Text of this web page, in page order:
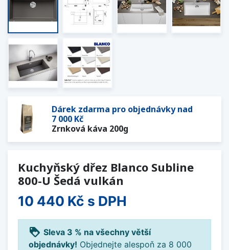
Dárek zdarma pro objednávky nad
7 000 Kč
Zrnková káva 200g
Kuchyňský dřez Blanco Subline
800-U Šedá vulkán
10 440 Kč s DPH
loyalty Sleva 3 % na všechny větší
objednávky! Objednejte alespoň za 8 000